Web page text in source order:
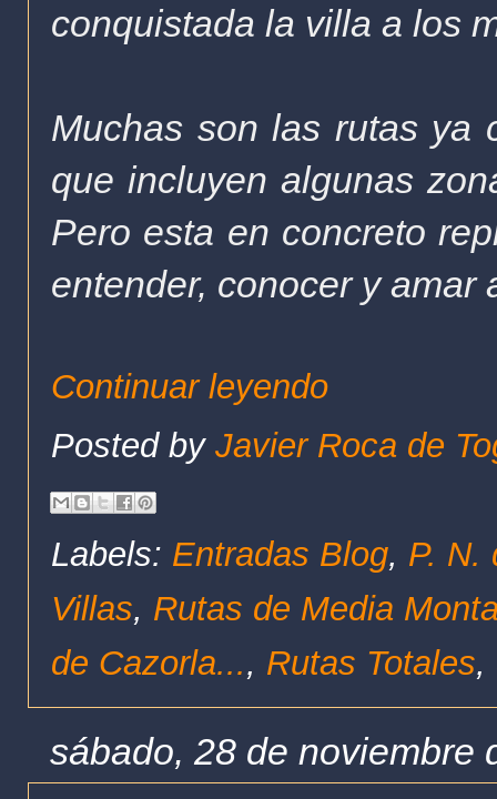
conquistada la villa a los
Muchas son las rutas ya
que incluyen algunas
Pero esta en concreto
entender, conocer y amar
Continuar leyendo
Posted by Javier Roca de
Labels: Entradas Blog, P. N.
Villas, Rutas de Media
de Cazorla..., Rutas Totales,
sábado, 28 de noviembre